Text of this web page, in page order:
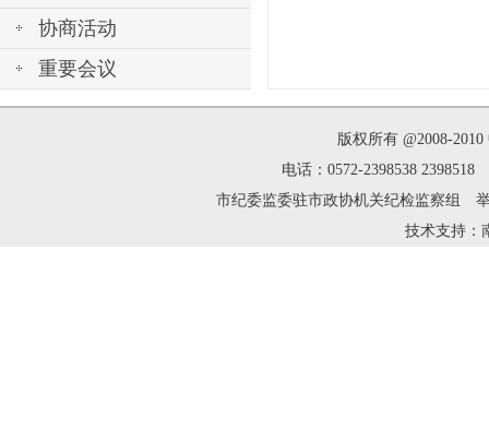
协商活动
重要会议
版权所有 @2008-
电话：0572-2398538
市纪委监委驻市政协机关纪检监察组
技术支持：